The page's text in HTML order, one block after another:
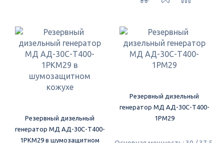
Резервный дизельный
генератор МД АД-30С-Т400-
1РКМ29 в шумозащитном
Резервный дизельный
генератор МД АД-30С-Т400-
1РМ29